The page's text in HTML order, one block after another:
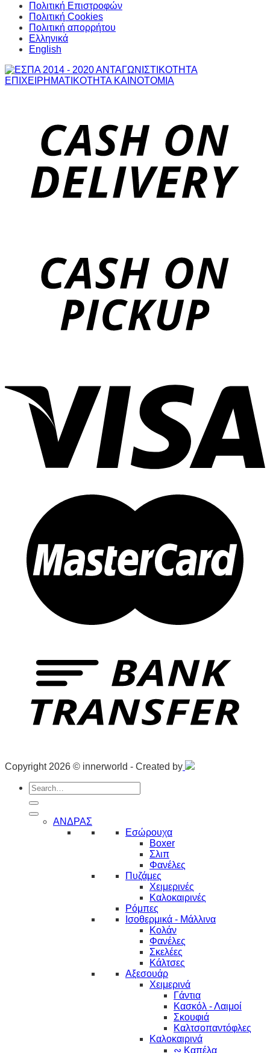
Πολιτική Επιστροφών
Πολιτική Cookies
Πολιτική απορρήτου
Ελληνικά
English
Copyright 2026 © innerworld - Created by
Search
for:
ΑΝΔΡΑΣ
Εσώρουχα
Boxer
Σλιπ
Φανέλες
Πυζάμες
Χειμερινές
Καλοκαιρινές
Ρόμπες
Ισοθερμικά - Μάλλινα
Κολάν
Φανέλες
Σκελέες
Κάλτσες
Αξεσουάρ
Χειμερινά
Γάντια
Κασκόλ - Λαιμοί
Σκουφιά
Καλτσοπαντόφλες
Καλοκαιρινά
∾ Καπέλα